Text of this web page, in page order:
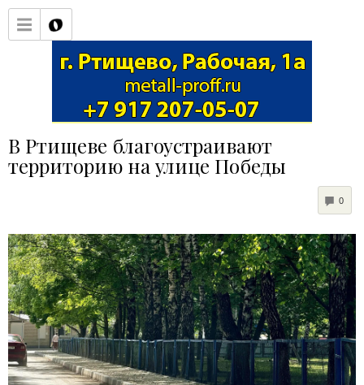
В Ртищеве благоустраивают
территорию на улице Победы
0